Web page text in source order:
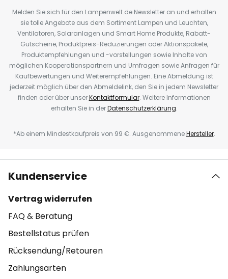
Melden Sie sich für den Lampenwelt.de Newsletter an und erhalten
sie tolle Angebote aus dem Sortiment Lampen und Leuchten,
Ventilatoren, Solaranlagen und Smart Home Produkte, Rabatt-
Gutscheine, Produktpreis-Reduzierungen oder Aktionspakete,
Produktempfehlungen und -vorstellungen sowie Inhalte von
möglichen Kooperationspartnern und Umfragen sowie Anfragen für
Kaufbewertungen und Weiterempfehlungen. Eine Abmeldung ist
jederzeit möglich über den Abmeldelink, den Sie in jedem Newsletter
finden oder über unserKontaktformular. Weitere Informationen
erhalten Sie in derDatenschutzerklärung.
*Ab einem Mindestkaufpreis von 99 €. AusgenommeneHersteller.
Kundenservice
Vertrag widerrufen
FAQ & Beratung
Bestellstatus prüfen
Rücksendung/Retouren
Zahlungsarten